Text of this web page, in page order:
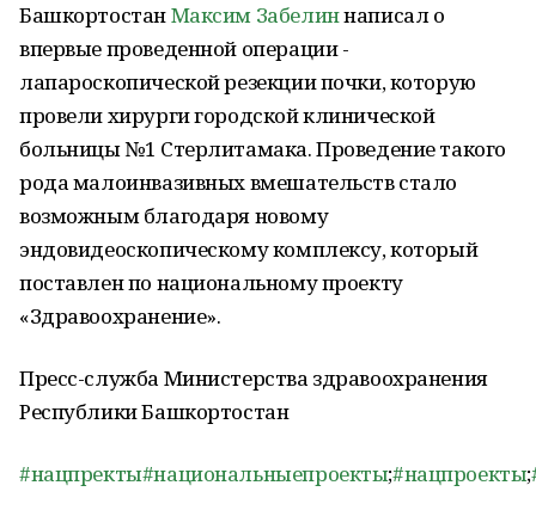
БашкортостанМаксим Забелиннаписал о
впервые проведенной операции -
лапароскопической резекции почки, которую
провели хирурги городской клинической
больницы №1 Стерлитамака. Проведение такого
рода малоинвазивных вмешательств стало
возможным благодаря новому
эндовидеоскопическому комплексу, который
поставлен по национальному проекту
«Здравоохранение».
Пресс-служба Министерства здравоохранения
Республики Башкортостан
#нацпректы#национальныепроекты;#нацпроекты;